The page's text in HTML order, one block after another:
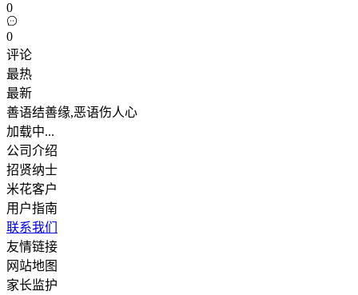
0
0
评论
最热
最新
善语结善缘,恶语伤人心
加载中...
公司介绍
招贤纳士
米花客户
用户指南
联系我们
友情链接
网站地图
家长监护